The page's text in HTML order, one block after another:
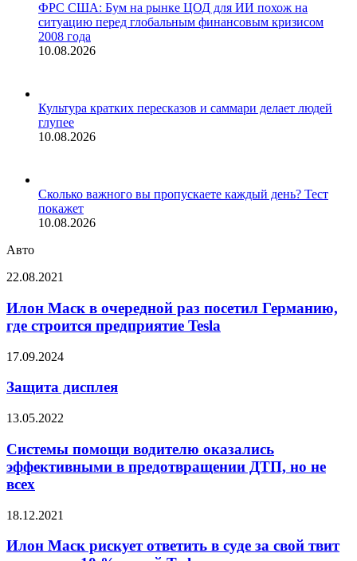
ФРС США: Бум на рынке ЦОД для ИИ похож на
ситуацию перед глобальным финансовым кризисом
2008 года
10.08.2026
Культура кратких пересказов и саммари делает людей
глупее
10.08.2026
Сколько важного вы пропускаете каждый день? Тест
покажет
10.08.2026
Авто
Илон
в
очередной
раз
Германию,
строится
Tesla
22.08.2021
Илон Маск в очередной раз посетил Германию,
где строится предприятие Tesla
Защита
17.09.2024
Защита дисплея
Системы
водителю
оказались
эффективными
в
ДТП,
не
13.05.2022
Системы помощи водителю оказались
эффективными в предотвращении ДТП, но не
всех
Илон
рискует
18.12.2021
Илон Маск рискует ответить в суде за свой твит